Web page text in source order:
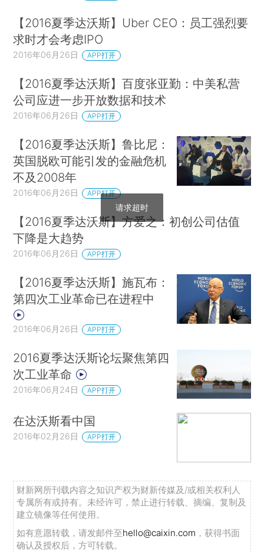
【2016夏季达沃斯】Uber CEO：员工强烈要
求时才会考虑IPO
2016年06月26日 APP打开
【2016夏季达沃斯】百度张亚勤：中美私营
公司应进一步开放数据和技术
2016年06月26日 APP打开
【2016夏季达沃斯】鲁比尼：
英国脱欧可能引发的金融危机
不及2008年
2016年06月26日 APP打开
【2016夏季达沃斯】方爱之：初创公司估值
下降是大趋势
2016年06月26日 APP打开
【2016夏季达沃斯】施瓦布：
第四次工业革命已在进程中
2016年06月26日 APP打开
2016夏季达沃斯论坛聚焦第四
次工业革命
2016年06月24日 APP打开
在达沃斯看中国
2016年02月26日 APP打开
财新网所刊载内容之知识产权为财新传媒及/或相关权利人
专属所有或持有。未经许可，禁止进行转载、摘编、复制及
建立镜像等任何使用。
如有意愿转载，请发邮件至hello@caixin.com ，获得书面
确认及授权后，方可转载。
请求超时